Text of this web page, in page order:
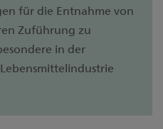
für die Entnahme von
Zuführung zu
in der